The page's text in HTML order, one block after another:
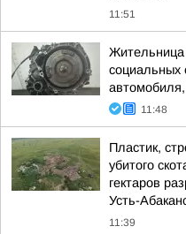
11:51
Жительница
социальных
11:48
Пластик,
убитого
гектаров
Усть-
11:39